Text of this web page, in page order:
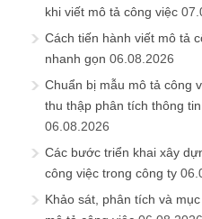
khi viết mô tả công việc
Cách tiến hành viết mô tả
nhanh gọn 06.08.2026
Chuẩn bị mẫu mô tả công
thu thập phân tích thông
06.08.2026
Các bước triển khai xây
công việc trong công ty
Khảo sát, phân tích và